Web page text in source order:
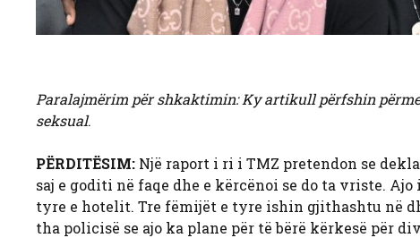
Paralajmërim për shkaktimin: Ky artikull përfshin
seksual.
PËRDITËSIM: Një raport i ri i TMZ pretendon se
saj e goditi në faqe dhe e kërcënoi se do ta vriste.
tyre e hotelit. Tre fëmijët e tyre ishin gjithashtu në
tha policisë se ajo ka plane për të bërë kërkesë për